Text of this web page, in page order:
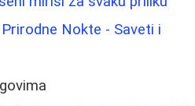
Nokte - Saveti i